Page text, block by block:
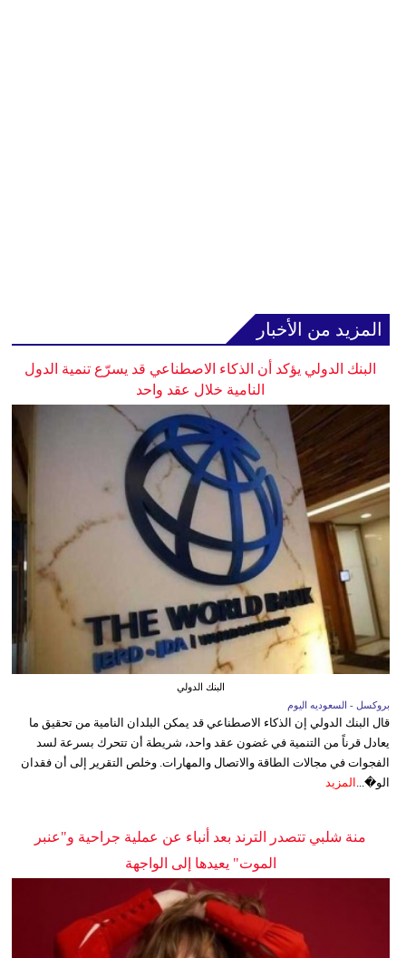
المزيد من الأخبار
البنك الدولي يؤكد أن الذكاء الاصطناعي قد يسرّع تنمية الدول
النامية خلال عقد واحد
البنك الدولي
بروكسل - السعوديه اليوم
قال البنك الدولي إن الذكاء الاصطناعي قد يمكن البلدان النامية من تحقيق ما
يعادل قرناً من التنمية في غضون عقد واحد، شريطة أن تتحرك بسرعة لسد
الفجوات في مجالات الطاقة والاتصال والمهارات. وخلص التقرير إلى أن فقدان
الو�... المزيد
منة شلبي تتصدر الترند بعد أنباء عن عملية جراحية و"عنبر
الموت" يعيدها إلى الواجهة